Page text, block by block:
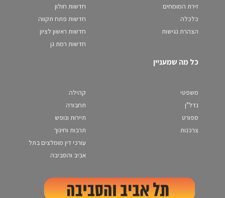
זירת המומחים
כלכלה
הצהרת נגישות
חדשות חולון
חדשות פתח תקווה
חדשות ראשון לציון
חדשות רמת גן
כל מה שמעניין
משפטי
נדל"ן
ספורט
צרכנות
קהילה
תחבורה
תיירות ונופש
תרבות וחינוך
עורכי דין מומלצים בתל
אביב והסביבה